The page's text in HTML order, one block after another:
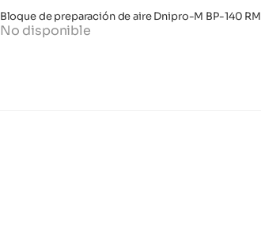
Bloque de preparación de aire Dnipro-M BP-140 RM
No disponible